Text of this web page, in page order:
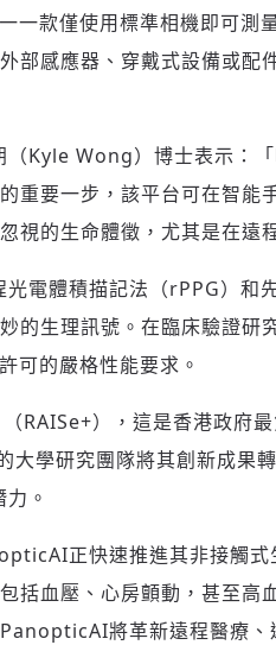
掌握國際政經脈動
與下一波全球科技革命
(十分鐘內有效)
驗證
款僅使用標準相機即可測
部感應器、穿戴式設備或配
Kyle Wong）博士表示：
重要一步，該平台可在智能
視的生命體徵，尤其是在遠
電體積描記法（rPPG）和
的生理訊號。在臨床驗證研
可的嚴格性能要求。
RAISe+），這是香港政府
大學研究團隊將其創新成果
。
正快速推進其非接觸式
括血壓、心房顫動，甚至高
將革新遠程醫療、